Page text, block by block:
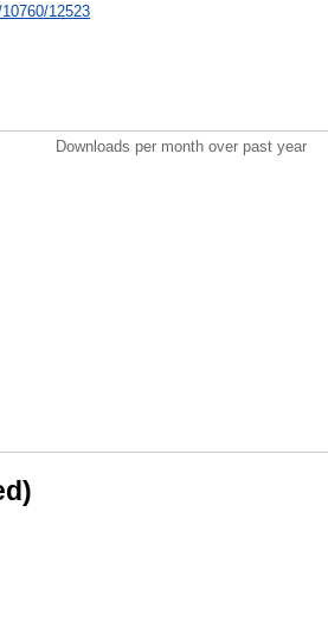
12523
Downloads per month over past year